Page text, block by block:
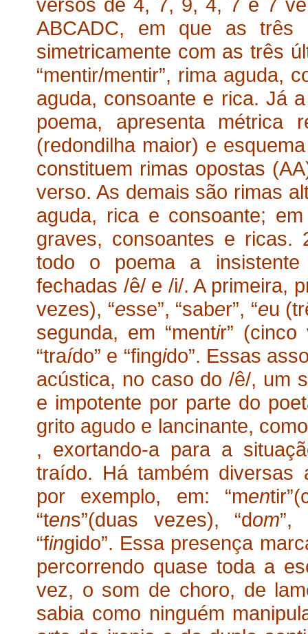
ABCADC, em que as três
simetricamente com as três
“mentir/mentir”, rima aguda,
aguda, consoante e rica. Já
poema, apresenta métrica
(redondilha maior) e
constituem rimas opostas
verso. As demais são rimas
aguda, rica e consoante;
graves, consoantes e
todo o poema a insistente
fechadas /ê/ e /i/. A primeira,
vezes), “esse”, “saber”, “eu
segunda, em “mentir” (cinco
“traído” e “fingido”. Essas
acústica, no caso do /ê/, um
e impotente por parte do
grito agudo e lancinante,
, exortando-a para a
traído. Há também diversas
por exemplo, em: “men
“tens”(duas vezes), “dom”,
“fingido”. Essa presença
percorrendo quase toda a
vez, o som de choro, de
sabia como ninguém